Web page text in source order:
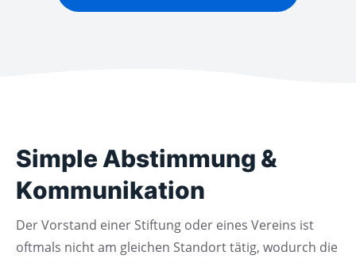
Simple Abstimmung &
Kommunikation
Der Vorstand einer Stiftung oder eines Vereins ist
oftmals nicht am gleichen Standort tätig, wodurch die